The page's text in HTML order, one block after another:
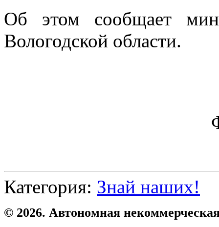
Об этом сообщает
Вологодской области.
Категория: Знай наших!
© 2026. Автономная